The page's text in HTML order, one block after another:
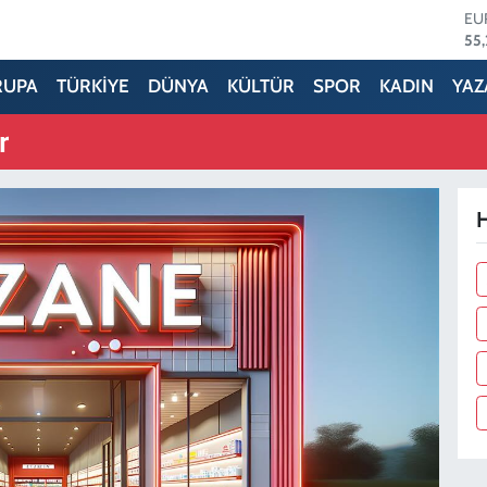
TÜRKİYE DÜNYA KÜLTÜR SPOR KADIN